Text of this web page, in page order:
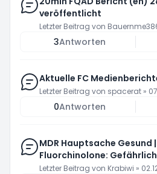
veröffentlicht
Letzter Beitrag von
3Antworten
Aktuelle FC
Letzter Beitrag von spacerat »
0Antworten
MDR Hauptsache Gesund |
Fluorchinolone:
Letzter Beitrag von Krabiwi »